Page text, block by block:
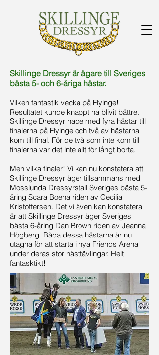
Skillinge Dressyr är ägare till Sveriges
bästa 5- och 6-åriga hästar.
Vilken fantastik vecka på Flyinge!
Resultatet kunde knappt ha blivit bättre.
Skillinge Dressyr hade med fyra hästar till
finalerna på Flyinge och två av hästarna
kom till final. För de två som inte kom till
finalerna var det inte allt för långt borta.
Men vilka finaler! Vi kan nu konstatera att
Skillinge Dressyr äger tillsammans med
Mosslunda Dressyrstall Sveriges bästa 5-
åring Scara Boena riden av Cecilia
Kristoffersen. Det vi även kan konstatera
är att Skillinge Dressyr äger Sveriges
bästa 6-åring Dan Brown riden av Jeanna
Högberg. Båda dessa hästarna är nu
utagna för att starta i nya Friends Arena
under deras stor hästtävlingar. Helt
fantasktikt!